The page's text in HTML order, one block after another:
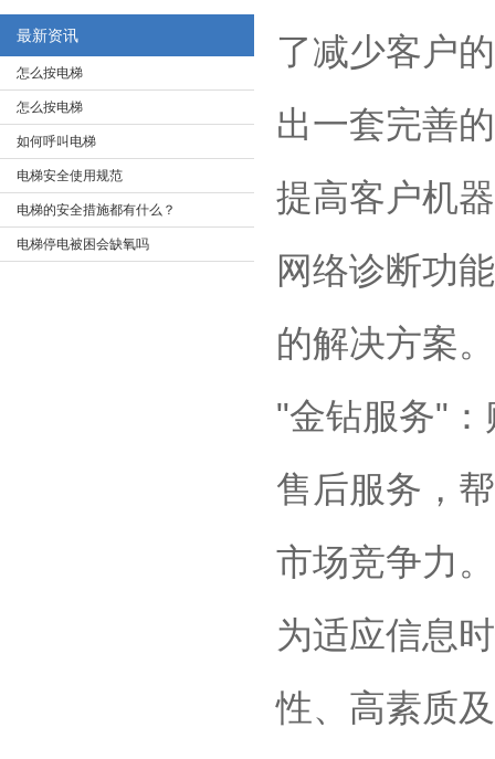
最新资讯
怎么按电梯
怎么按电梯
如何呼叫电梯
电梯安全使用规范
电梯的安全措施都有什么？
电梯停电被困会缺氧吗
了减少客户
出一套完善
提高客户机
网络诊断功
的解决方案。
"金钻服务"
售后服务，
市场竞争力。
为适应信息
性、高素质